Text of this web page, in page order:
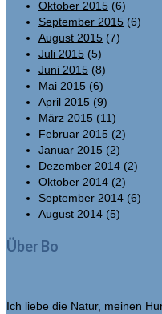
Oktober 2015 (6)
September 2015 (6)
August 2015 (7)
Juli 2015 (5)
Juni 2015 (8)
Mai 2015 (6)
April 2015 (9)
März 2015 (11)
Februar 2015 (2)
Januar 2015 (2)
Dezember 2014 (2)
Oktober 2014 (2)
September 2014 (6)
August 2014 (5)
Über Bo
Ich liebe die Natur, meinen